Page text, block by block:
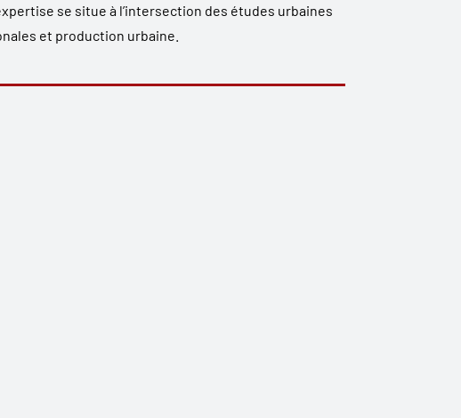
se situe à l’intersection des études urbaines
et production urbaine.